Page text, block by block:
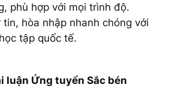
phù hợp với mọi trình độ.
hòa nhập nhanh chóng với
tập quốc tế.
luận Ứng tuyển Sắc bén